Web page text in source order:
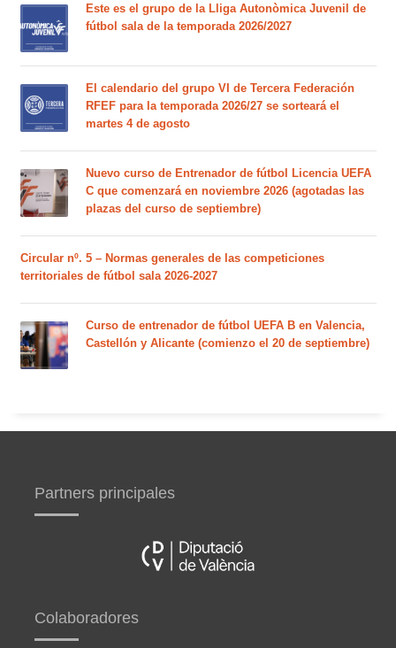
Este es el grupo de la Lliga Autonòmica Juvenil de
fútbol sala de la temporada 2026/2027
El calendario del grupo VI de Tercera Federación
RFEF para la temporada 2026/27 se sorteará el
martes 4 de agosto
Nuevo curso de Entrenador de fútbol Licencia UEFA
C que comenzará en noviembre 2026 (agotadas las
plazas del curso de septiembre)
Circular nº. 5 – Normas generales de las competiciones
territoriales de fútbol sala 2026-2027
Curso de entrenador de fútbol UEFA B en Valencia,
Castellón y Alicante (comienzo el 20 de septiembre)
Partners principales
Colaboradores